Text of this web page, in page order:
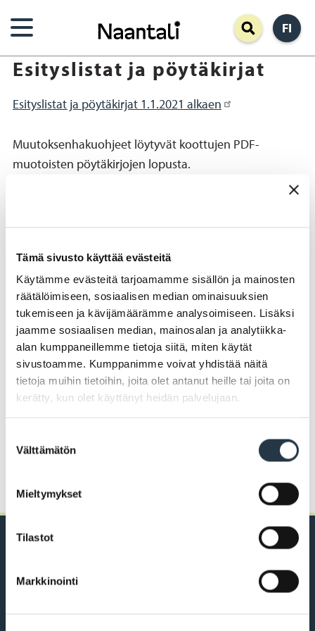
Tämä sivusto käyttää evästeitä
Käytämme evästeitä tarjoamamme sisällön ja mainosten
räätälöimiseen, sosiaalisen median ominaisuuksien
tukemiseen ja kävijämäärämme analysoimiseen. Lisäksi
jaamme sosiaalisen median, mainosalan ja analytiikka-
alan kumppaneillemme tietoja siitä, miten käytät
sivustoamme. Kumppanimme voivat yhdistää näitä
tietoja muihin tietoihin, joita olet antanut heille tai joita on
kerätty, kun olet käyttänyt heidän palvelujaan.
valinta
Välttämätön
Mieltymykset
Tilastot
Markkinointi
pääsisältöön
FI
Esityslistat ja pöytäkirjat
Esityslistat ja pöytäkirjat 1.1.2021 alkaen
Muutoksenhakuohjeet löytyvät koottujen PDF-
muotoisten pöytäkirjojen lopusta.
Jaa
Anna palautetta sivusta